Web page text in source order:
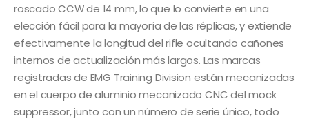
roscado CCW de 14 mm, lo que lo convierte en una
elección fácil para la mayoría de las réplicas, y extiende
efectivamente la longitud del rifle ocultando cañones
internos de actualización más largos. Las marcas
registradas de EMG Training Division están mecanizadas
en el cuerpo de aluminio mecanizado CNC del mock
suppressor, junto con un número de serie único, todo